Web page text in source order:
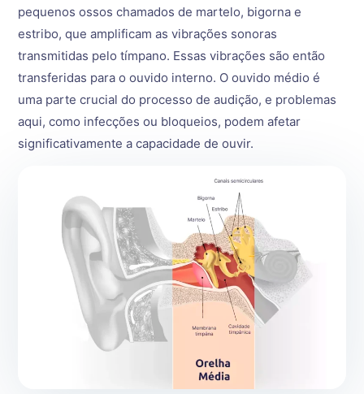
pequenos ossos chamados de martelo, bigorna e
estribo, que amplificam as vibrações sonoras
transmitidas pelo tímpano. Essas vibrações são então
transferidas para o ouvido interno. O ouvido médio é
uma parte crucial do processo de audição, e problemas
aqui, como infecções ou bloqueios, podem afetar
significativamente a capacidade de ouvir.